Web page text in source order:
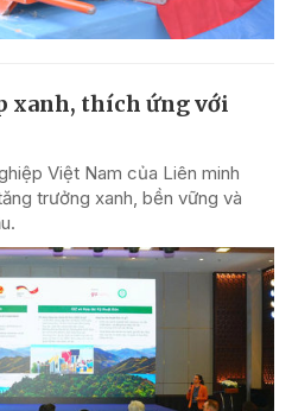
xanh, thích ứng với
Việt Nam của Liên minh
trưởng xanh, bền vững và